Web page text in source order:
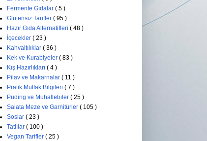
Fermente Gıdalar ( 5 )
Glütensiz Tarifler ( 95 )
Hazır Gıda Alternatifleri ( 48 )
İçecekler ( 23 )
Kahvaltılıklar ( 36 )
Kek ve Kurabiyeler ( 83 )
Kış Hazırlıkları ( 4 )
Pilav ve Makarnalar ( 11 )
Pratik Mutfak Bilgileri ( 7 )
Puding ve Muhallebiler ( 25 )
Salata Meze ve Garnitürler ( 105 )
Soslar ( 23 )
Tatlılar ( 100 )
Vegan Tarifler ( 25 )